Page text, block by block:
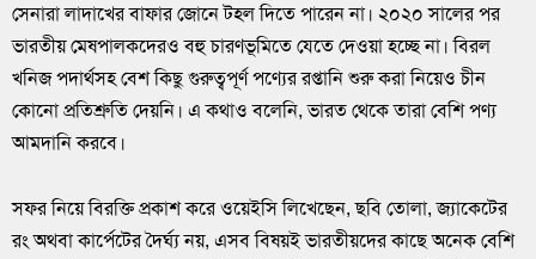
সেনারা লাদাখের বাফার জোনে টহল দিতে পারেন না। ২০২০ সালের পর
ভারতীয় মেষপালকদেরও বহু চারণভূমিতে যেতে দেওয়া হচ্ছে না। বিরল
খনিজ পদার্থসহ বেশ কিছু গুরুত্বপূর্ণ পণ্যের রপ্তানি শুরু করা নিয়েও চীন
কোনো প্রতিশ্রুতি দেয়নি। এ কথাও বলেনি, ভারত থেকে তারা বেশি পণ্য
আমদানি করবে।
সফর নিয়ে বিরক্তি প্রকাশ করে ওয়েইসি লিখেছেন, ছবি তোলা, জ্যাকেটের
রং অথবা কার্পেটের দৈর্ঘ্য নয়, এসব বিষয়ই ভারতীয়দের কাছে অনেক বেশি